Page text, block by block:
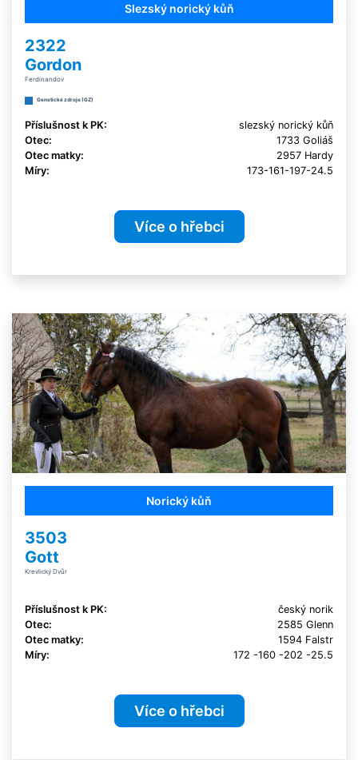
Slezský norický kůň
2322
Gordon
Ferdinandov
Genetické zdroje (GZ)
Příslušnost k PK:
slezský norický kůň
Otec:
1733 Goliáš
Otec matky:
2957 Hardy
Míry:
173-161-197-24.5
Více o hřebci
Norický kůň
3503
Gott
Krevlický Dvůr
Příslušnost k PK:
český norik
Otec:
2585 Glenn
Otec matky:
1594 Falstr
Míry:
172 -160 -202 -25.5
Více o hřebci